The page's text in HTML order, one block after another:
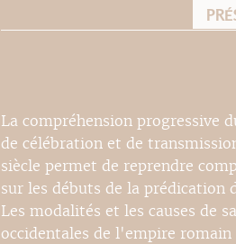
La compréhension progressive
de célébration et de
siècle permet de reprendre
sur les débuts de la prédication
Les modalités et les causes de
occidentales de l'empire